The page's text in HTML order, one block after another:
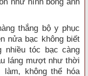
thắng bộ y phục
nửa bạc không biết
nhiều tóc bạc càng
láng mượt như thời
không thể hóa